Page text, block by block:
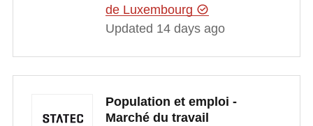
de Luxembourg
Updated 14 days ago
Population et emploi -
Marché du travail